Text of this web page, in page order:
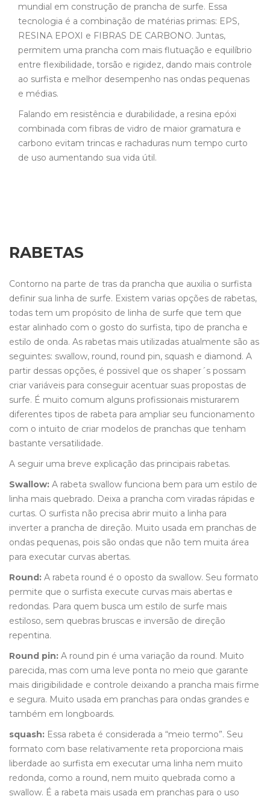
mundial em construção de prancha de surfe. Essa
tecnologia é a combinação de matérias primas: EPS,
RESINA EPOXI e FIBRAS DE CARBONO. Juntas,
permitem uma prancha com mais flutuação e equilíbrio
entre flexibilidade, torsão e rigidez, dando mais controle
ao surfista e melhor desempenho nas ondas pequenas
e médias.
Falando em resistência e durabilidade, a resina epóxi
combinada com fibras de vidro de maior gramatura e
carbono evitam trincas e rachaduras num tempo curto
de uso aumentando sua vida útil.
RABETAS
Contorno na parte de tras da prancha que auxilia o surfista
definir sua linha de surfe. Existem varias opções de rabetas,
todas tem um propósito de linha de surfe que tem que
estar alinhado com o gosto do surfista, tipo de prancha e
estilo de onda. As rabetas mais utilizadas atualmente são as
seguintes: swallow, round, round pin, squash e diamond. A
partir dessas opções, é possivel que os shaper´s possam
criar variáveis para conseguir acentuar suas propostas de
surfe. É muito comum alguns profissionais misturarem
diferentes tipos de rabeta para ampliar seu funcionamento
com o intuito de criar modelos de pranchas que tenham
bastante versatilidade.
A seguir uma breve explicação das principais rabetas.
Swallow: A rabeta swallow funciona bem para um estilo de
linha mais quebrado. Deixa a prancha com viradas rápidas e
curtas. O surfista não precisa abrir muito a linha para
inverter a prancha de direção. Muito usada em pranchas de
ondas pequenas, pois são ondas que não tem muita área
para executar curvas abertas.
Round: A rabeta round é o oposto da swallow. Seu formato
permite que o surfista execute curvas mais abertas e
redondas. Para quem busca um estilo de surfe mais
estiloso, sem quebras bruscas e inversão de direção
repentina.
Round pin: A round pin é uma variação da round. Muito
parecida, mas com uma leve ponta no meio que garante
mais dirigibilidade e controle deixando a prancha mais firme
e segura. Muito usada em pranchas para ondas grandes e
também em longboards.
squash: Essa rabeta é considerada a “meio termo”. Seu
formato com base relativamente reta proporciona mais
liberdade ao surfista em executar uma linha nem muito
redonda, como a round, nem muito quebrada como a
swallow. É a rabeta mais usada em pranchas para o uso